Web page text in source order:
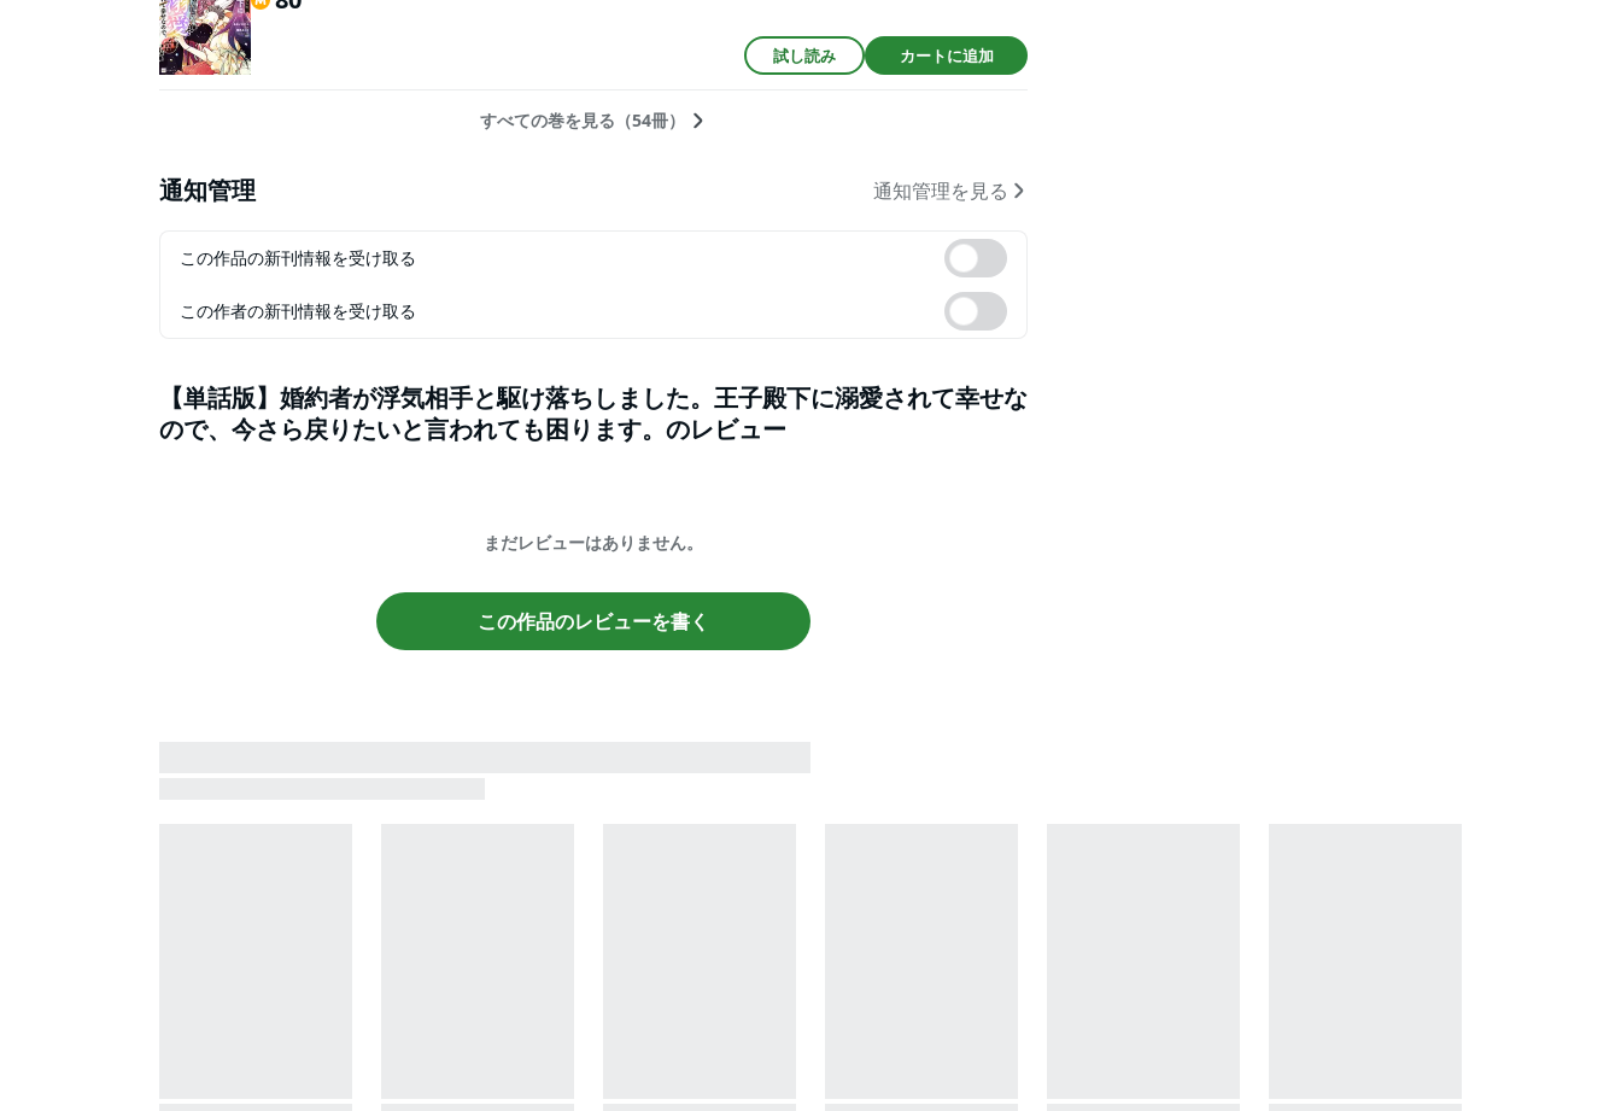
試し読み カートに追加
すべての巻を見る（54冊）
通知管理 通知管理を見る
この作品の新刊情報を受け取る
この作者の新刊情報を受け取る
【単話版】婚約者が浮気相手と駆け落ちしました。王子殿下に溺愛されて幸せな
ので、今さら戻りたいと言われても困ります。 のレビュー
まだレビューはありません。
この作品のレビューを書く